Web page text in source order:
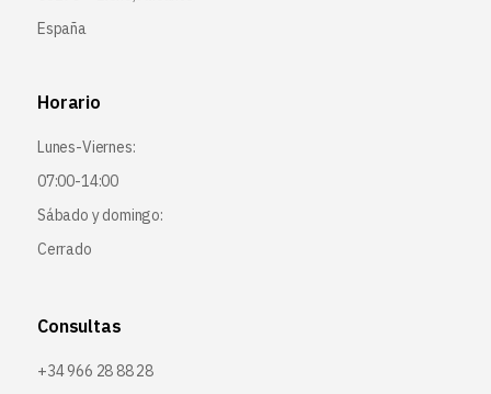
España
Horario
Lunes-Viernes:
07:00-14:00
Sábado y domingo:
Cerrado
Consultas
+34 966 28 88 28